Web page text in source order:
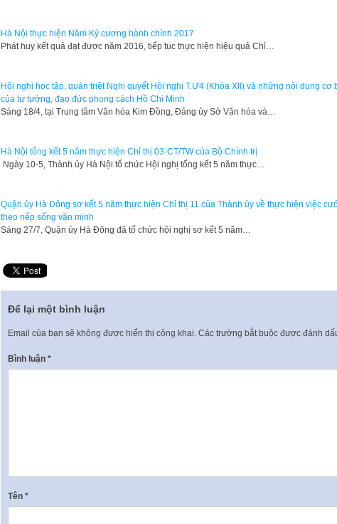
Hà Nội thực hiện Năm Kỷ cương hành chính 2017
Phát huy kết quả đạt được năm 2016, tiếp tục thực hiện hiệu quả Chỉ…
Hội nghị học tập, quán triệt Nghị quyết Hội nghị T.Ư4 (Khóa XII) và những nội dung cơ
của tư tưởng, đạo đức phong cách Hồ Chí Minh
Sáng 18/4, tại Trung tâm Văn hóa Kim Đồng, Đảng ủy Sở Văn hóa và…
Hà Nội tổng kết 5 năm thực hiện Chỉ thị 03-CT/TW của Bộ Chính trị
Ngày 10-5, Thành ủy Hà Nội tổ chức Hội nghị tổng kết 5 năm thực…
Quận ủy Hà Đông sơ kết 5 năm thực hiện Chỉ thị 11 của Thành ủy về thực hiện việc
theo nếp sống văn minh
Sáng 27/7, Quận ủy Hà Đông đã tổ chức hội nghị sơ kết 5 năm…
Để lại một bình luận
Email của bạn sẽ không được hiển thị công khai. Các trường bắt buộc được đánh
Bình luận *
Tên *